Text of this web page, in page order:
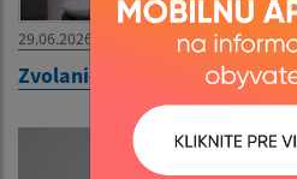
29.06.2026
Zvolanie 39. zasadnutia OZ